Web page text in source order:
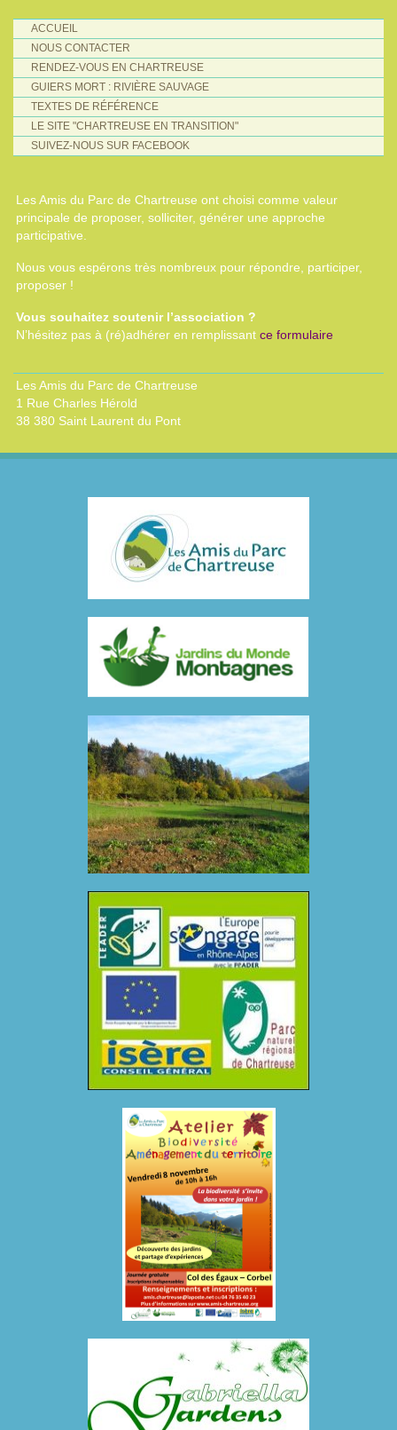
ACCUEIL
NOUS CONTACTER
RENDEZ-VOUS EN CHARTREUSE
GUIERS MORT : RIVIÈRE SAUVAGE
TEXTES DE RÉFÉRENCE
LE SITE "CHARTREUSE EN TRANSITION"
SUIVEZ-NOUS SUR FACEBOOK
Les Amis du Parc de Chartreuse ont choisi comme valeur
principale de proposer, solliciter, générer une approche
participative.
Nous vous espérons très nombreux pour répondre, participer,
proposer !
Vous souhaitez soutenir l’association ?
N’hésitez pas à (ré)adhérer en remplissant ce formulaire
Les Amis du Parc de Chartreuse
1 Rue Charles Hérold
38 380 Saint Laurent du Pont